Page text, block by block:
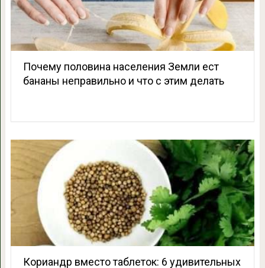
Почему половина населения Земли ест
бананы неправильно и что с этим делать
Кориандр вместо таблеток: 6 удивительных